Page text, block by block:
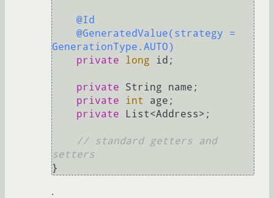
@Id
@GeneratedValue(strategy =
GenerationType.AUTO)
private
long id;
private String name;
private
int
age;
private List<Address>;
// standard getters and
setters
.